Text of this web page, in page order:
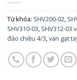
Từ khóa: SHV200-02,
SHV310-03, SHV312-03
đảo chiều 4/3,van gạt